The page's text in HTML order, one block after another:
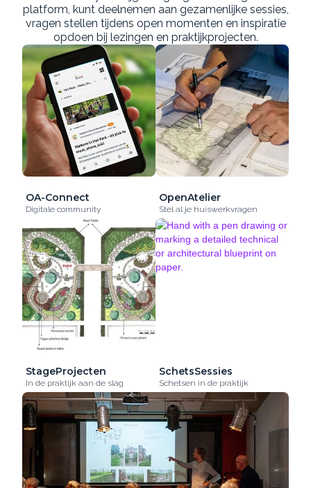
platform, kunt deelnemen aan gezamenlijke sessies,
vragen stellen tijdens open momenten en inspiratie
opdoen bij lezingen en praktijkprojecten.
OA-Connect
Digitale community
OpenAtelier
Stel al je huiswerkvragen
StageProjecten
In de praktijk aan de slag
SchetsSessies
Schetsen in de praktijk